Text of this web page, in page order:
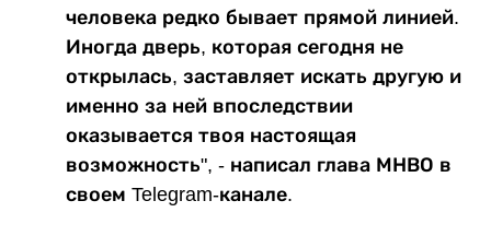
человека редко бывает прямой линией.
Иногда дверь, которая сегодня не
открылась, заставляет искать другую и
именно за ней впоследствии
оказывается твоя настоящая
возможность", - написал глава МНВО в
своем Telegram-канале.